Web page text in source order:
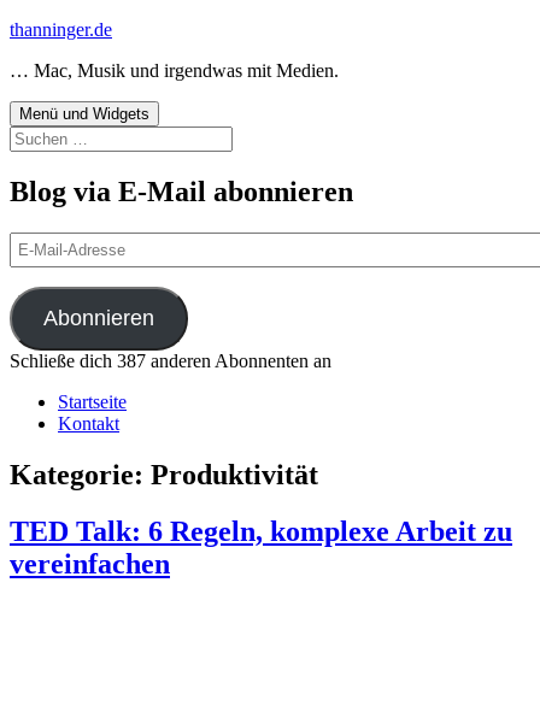
Zum
springen
thanninger.de
… Mac, Musik und irgendwas mit Medien.
Menü und Widgets
Suchen
nach:
Blog via E-Mail abonnieren
E-
Mail-
Adresse
Abonnieren
Schließe dich 387 anderen Abonnenten an
Startseite
Kontakt
Kategorie: Produktivität
TED Talk: 6 Regeln, komplexe Arbeit zu
vereinfachen